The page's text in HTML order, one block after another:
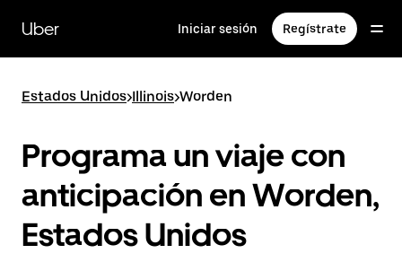
contenido
principal
Uber Iniciar sesión Regístrate
Estados Unidos>Illinois>Worden
Programa un viaje con
anticipación en Worden,
Estados Unidos